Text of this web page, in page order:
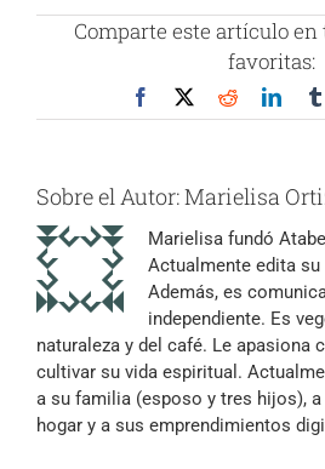
Comparte este artículo
favoritas:
Facebook Reddit
Sobre el Autor:Marielisa
Marielisa fundó
Actualmente edita su
Además, es
independiente. Es
naturaleza y del café. Le apasiona
cultivar su vida espiritual.
a su familia (esposo y tres hijos), a
hogar y a sus emprendimientos